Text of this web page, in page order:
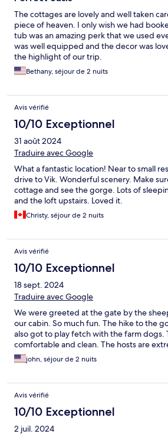
The cottages are lovely and well taken
piece of heaven. I only wish we had
tub was an amazing perk that we used
was well equipped and the decor was
the highlight of our trip.
Bethany, séjour de 2 nuits
Avis vérifié
10/10 Exceptionnel
31 août 2024
Traduire avec Google
What a fantastic location! Near to small
drive to Vik. Wonderful scenery. Make
cottage and see the gorge. Lots of
and the loft upstairs. Loved it.
Christy, séjour de 2 nuits
Avis vérifié
10/10 Exceptionnel
18 sept. 2024
Traduire avec Google
We were greeted at the gate by the
our cabin. So much fun. The hike to the
also got to play fetch with the farm dogs.
comfortable and clean. The hosts are
john, séjour de 2 nuits
Avis vérifié
10/10 Exceptionnel
2 juil. 2024